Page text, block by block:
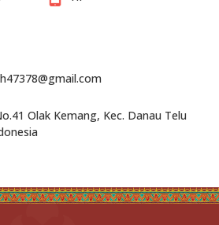
Olak Kemang, Kec. Danau Telu